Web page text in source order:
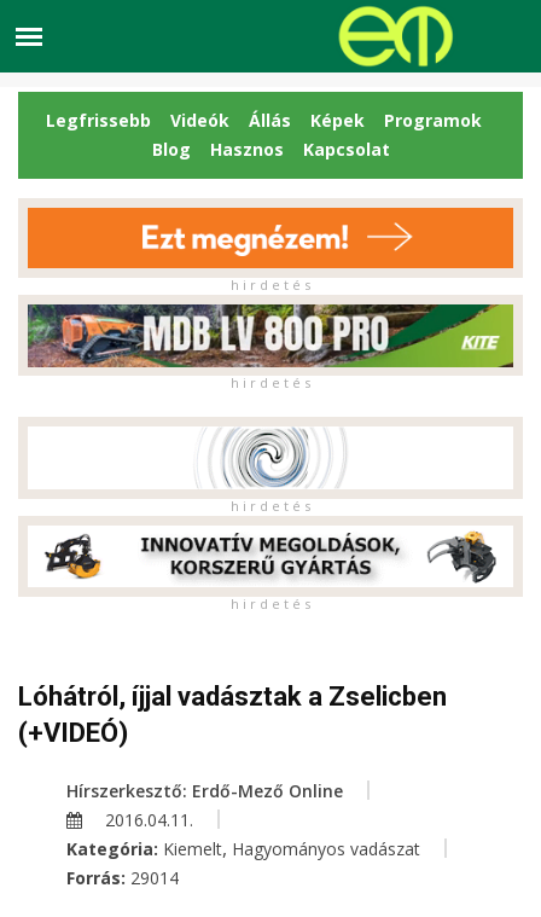
Legfrissebb Videók Állás Képek
Programok
Blog
Hasznos Kapcsolat
h i r d e t é s
h i r d e t é s
h i r d e t é s
h i r d e t é s
Lóhátról, íjjal vadásztak a Zselicben
(+VIDEÓ)
Hírszerkesztő: Erdő-Mező Online
2016.04.11.
Kategória: Kiemelt, Hagyományos vadászat
Forrás: 29014